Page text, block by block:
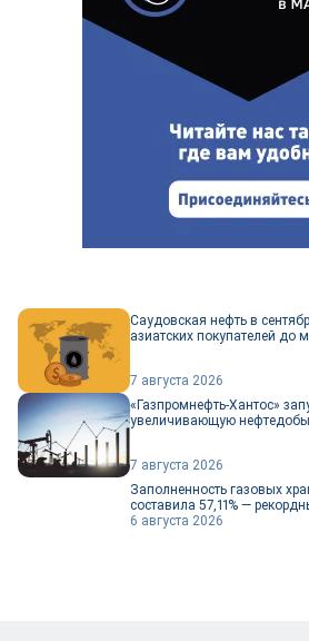
Саудовская нефть в
азиатских покупателей до
7 августа 2026
«Газпромнефть-Хантос»
увеличивающую
7 августа 2026
Заполненность газовых
составила 57,11% —
6 августа 2026